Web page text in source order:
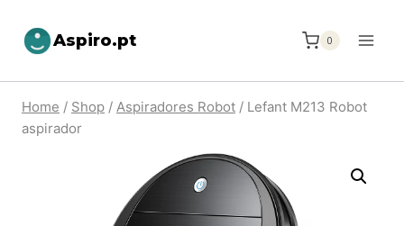
Aspiro.pt 0
Home / Shop / Aspiradores Robot / Lefant M213 Robot
aspirador